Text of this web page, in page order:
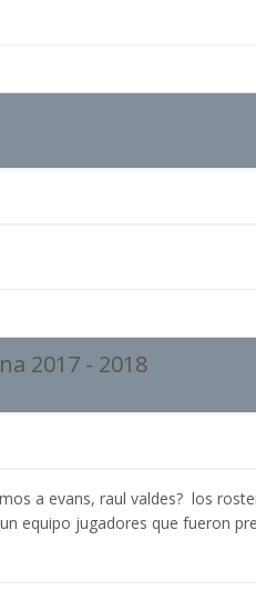
2017 - 2018
a evans, raul valdes? los
equipo jugadores que fueron